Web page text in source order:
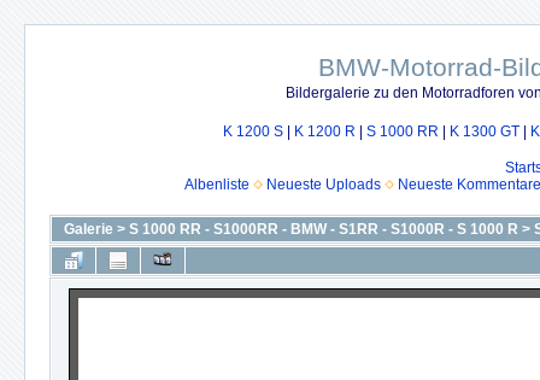
BMW-Motorrad-
Bildergalerie zu den Motorradforen
K 1200 S K 1200 R S 1000 RR K 1300 GT
Albenliste
Neueste Uploads Neueste Kommentare
Galerie > S 1000 RR - S1000RR - BMW - S1RR - S1000R - S 1000 R >